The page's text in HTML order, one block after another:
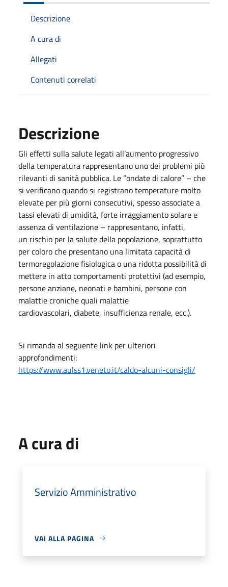
Descrizione
A cura di
Allegati
Contenuti correlati
Descrizione
Gli effetti sulla salute legati all’aumento progressivo
della temperatura rappresentano uno dei problemi più
rilevanti di sanità pubblica. Le “ondate di calore” – che
si verificano quando si registrano temperature molto
elevate per più giorni consecutivi, spesso associate a
tassi elevati di umidità, forte irraggiamento solare e
assenza di ventilazione – rappresentano, infatti,
un rischio per la salute della popolazione, soprattutto
per coloro che presentano una limitata capacità di
termoregolazione fisiologica o una ridotta possibilità di
mettere in atto comportamenti protettivi (ad esempio,
persone anziane, neonati e bambini, persone con
malattie croniche quali malattie
cardiovascolari, diabete, insufficienza renale, ecc.).
Si rimanda al seguente link per ulteriori
approfondimenti:
https://www.aulss1.veneto.it/caldo-alcuni-consigli/
A cura di
Servizio Amministrativo
VAI ALLA PAGINA